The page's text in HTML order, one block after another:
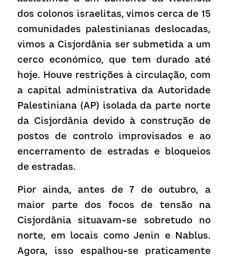
dos colonos israelitas, vimos cerca de 15
comunidades palestinianas deslocadas,
vimos a Cisjordânia ser submetida a um
cerco económico, que tem durado até
hoje. Houve restrições à circulação, com
a capital administrativa da Autoridade
Palestiniana (AP) isolada da parte norte
da Cisjordânia devido à construção de
postos de controlo improvisados e ao
encerramento de estradas e bloqueios
de estradas.
Pior ainda, antes de 7 de outubro, a
maior parte dos focos de tensão na
Cisjordânia situavam-se sobretudo no
norte, em locais como Jenin e Nablus.
Agora, isso espalhou-se praticamente